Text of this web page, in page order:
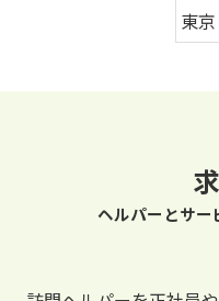
東京
ヘルパーとサー